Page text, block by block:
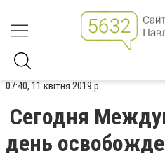
07:40, 11 квітня 2019 р.
Сегодня
день